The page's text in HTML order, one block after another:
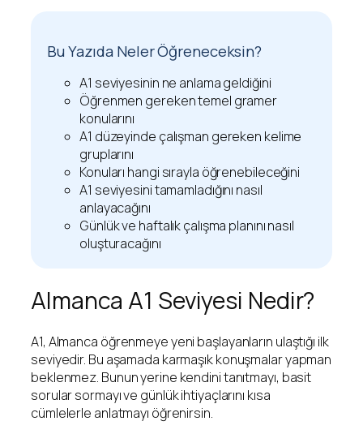
Bu Yazıda Neler Öğreneceksin?
A1 seviyesinin ne anlama geldiğini
Öğrenmen gereken temel gramer
konularını
A1 düzeyinde çalışman gereken kelime
gruplarını
Konuları hangi sırayla öğrenebileceğini
A1 seviyesini tamamladığını nasıl
anlayacağını
Günlük ve haftalık çalışma planını nasıl
oluşturacağını
Almanca A1 Seviyesi Nedir?
A1, Almanca öğrenmeye yeni başlayanların ulaştığı ilk
seviyedir. Bu aşamada karmaşık konuşmalar yapman
beklenmez. Bunun yerine kendini tanıtmayı, basit
sorular sormayı ve günlük ihtiyaçlarını kısa
cümlelerle anlatmayı öğrenirsin.